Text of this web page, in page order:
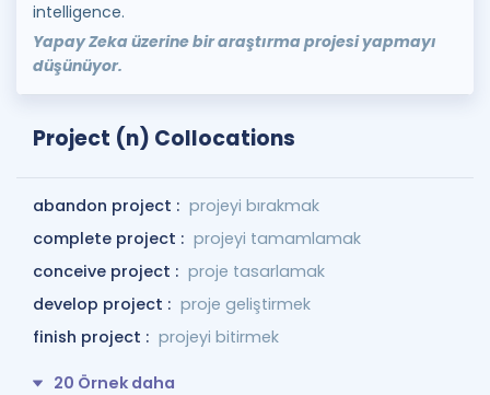
intelligence.
Yapay Zeka üzerine bir araştırma projesi yapmayı
düşünüyor.
Project (n) Collocations
abandon project : projeyi bırakmak
complete project : projeyi tamamlamak
conceive project : proje tasarlamak
develop project : proje geliştirmek
finish project : projeyi bitirmek
20 Örnek daha